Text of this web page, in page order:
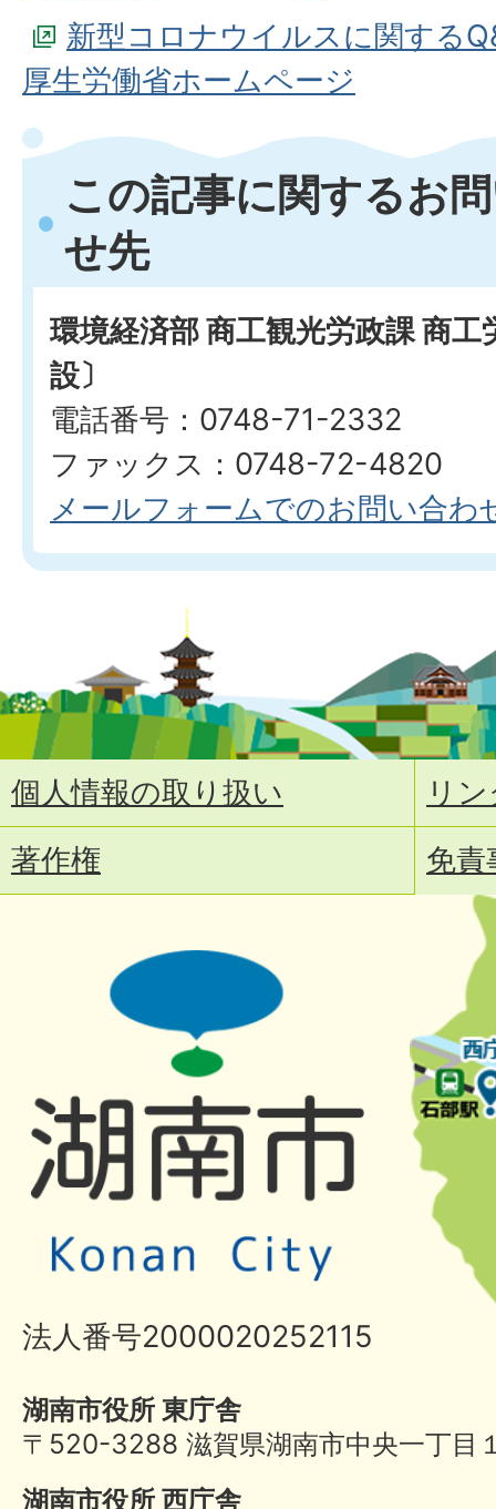
新型コロナウイルスに関する
厚生労働省ホームページ
この記事に関するお
せ先
環境経済部 商工観光労政課 商工
設〕
電話番号：0748-71-2332
ファックス：0748-72-4820
メールフォームでのお問い合わ
個人情報の取り扱い
リ
著作権
免責
法人番号2000020252115
湖南市役所 東庁舎
〒520-3288 滋賀県湖南市中央一丁目
湖南市役所 西庁舎